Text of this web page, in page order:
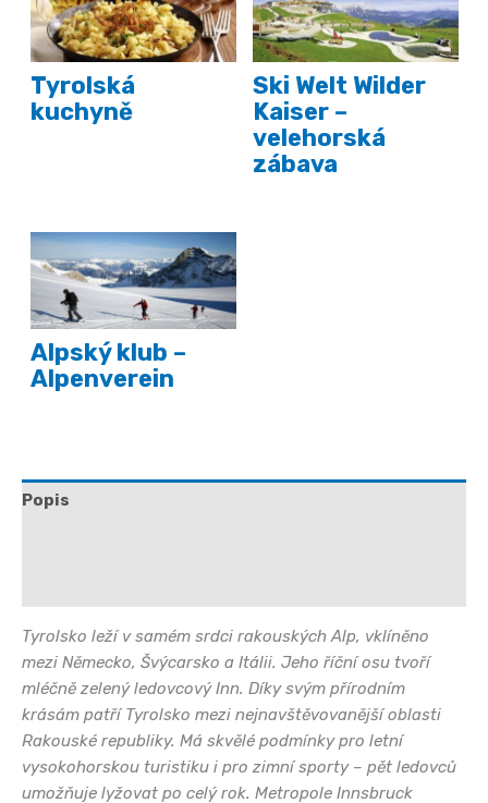
Tyrolská
kuchyně
Ski Welt Wilder
Kaiser –
velehorská
zábava
Alpský klub –
Alpenverein
Popis
Tyrolsko leží v samém srdci rakouských Alp, vklíněno
mezi Německo, Švýcarsko a Itálii. Jeho říční osu tvoří
mléčně zelený ledovcový Inn. Díky svým přírodním
krásám patří Tyrolsko mezi nejnavštěvovanější oblasti
Rakouské republiky. Má skvělé podmínky pro letní
vysokohorskou turistiku i pro zimní sporty – pět ledovců
umožňuje lyžovat po celý rok. Metropole Innsbruck